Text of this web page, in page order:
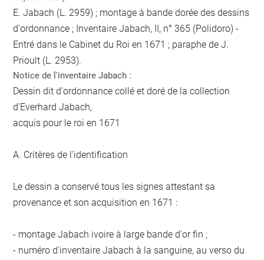
E. Jabach (L. 2959) ; montage à bande dorée des dessins
d'ordonnance ; Inventaire Jabach, II, n° 365 (Polidoro) -
Entré dans le Cabinet du Roi en 1671 ; paraphe de J.
Prioult (L. 2953).
Notice de l'inventaire Jabach :
Dessin dit d'ordonnance collé et doré de la collection
d'Everhard Jabach,
acquis pour le roi en 1671
A. Critères de l'identification
Le dessin a conservé tous les signes attestant sa
provenance et son acquisition en 1671 :
- montage Jabach ivoire à large bande d'or fin ;
- numéro d'inventaire Jabach à la sanguine, au verso du